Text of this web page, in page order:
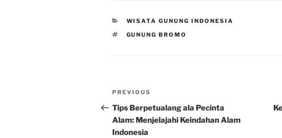
CATEGORIES
WISATA GUNUNG INDONESIA
TAGS
GUNUNG BROMO
Post
navigation
Previous
Post
PREVIOUS
Tips Berpetualang ala Pecinta
Alam: Menjelajahi Keindahan Alam
Indonesia